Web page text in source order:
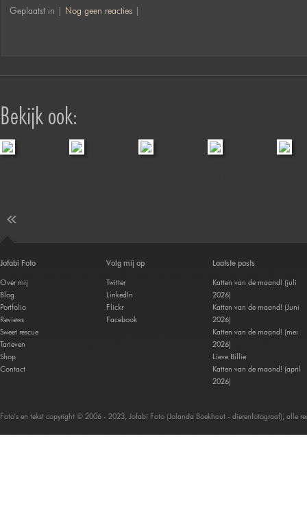
Geplaatst in | Nog geen reacties |
Bekijk ook:
Jofabi Foto
Over mij
Blog
Portfolio
Reviews
Sweet rescue
Tarieven
Shop
Contact
Volg mij op
Twitter
LinkedIn
Flickr
Facebook
Laatste posts
Katten van de maand! (juli
2026)
Katten van de maand! (Juni
2026)
Katten van de maand! (mei
2026)
Lieve Billie
Katten van de maand! (april
2026)
Foto's en tekst copyright © 2006 - 2023, Jofabi Foto (Jolanda Boekhout - dierenfotograaf), alle